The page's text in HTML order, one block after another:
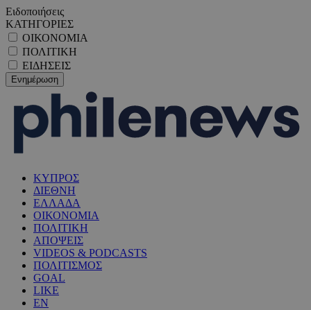
Ειδοποιήσεις
ΚΑΤΗΓΟΡΙΕΣ
ΟΙΚΟΝΟΜΙΑ
ΠΟΛΙΤΙΚΗ
ΕΙΔΗΣΕΙΣ
ΚΥΠΡΟΣ
ΔΙΕΘΝΗ
ΕΛΛΑΔΑ
ΟΙΚΟΝΟΜΙΑ
ΠΟΛΙΤΙΚΗ
ΑΠΟΨΕΙΣ
VIDEOS & PODCASTS
ΠΟΛΙΤΙΣΜΟΣ
GOAL
LIKE
EN